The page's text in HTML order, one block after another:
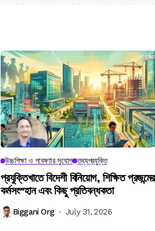
উচ্চশিক্ষা ও গবেষণার সুযোগ তথ্যপ্রযুক্তি
প্রযুক্তিখাতে বিদেশী বিনিয়োগ, শিক্ষিত প্রজন্মের
কর্মসংস্হান এবং কিছু প্রতিবন্ধকতা
Biggani Org July 31, 2026